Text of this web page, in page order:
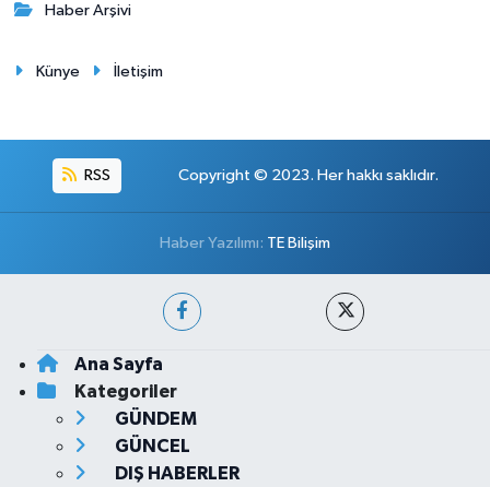
Haber Arşivi
Künye İletişim
RSS Copyright © 2023. Her hakkı saklıdır.
Haber Yazılımı: TE Bilişim
Ana Sayfa
Kategoriler
GÜNDEM
GÜNCEL
DIŞ HABERLER